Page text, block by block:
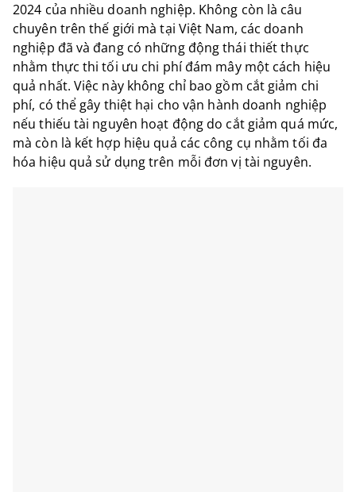
2024 của nhiều doanh nghiệp. Không còn là câu
chuyên trên thế giới mà tại Việt Nam, các doanh
nghiệp đã và đang có những động thái thiết thực
nhằm thực thi tối ưu chi phí đám mây một cách hiệu
quả nhất. Việc này không chỉ bao gồm cắt giảm chi
phí, có thể gây thiệt hại cho vận hành doanh nghiệp
nếu thiếu tài nguyên hoạt động do cắt giảm quá mức,
mà còn là kết hợp hiệu quả các công cụ nhằm tối đa
hóa hiệu quả sử dụng trên mỗi đơn vị tài nguyên.